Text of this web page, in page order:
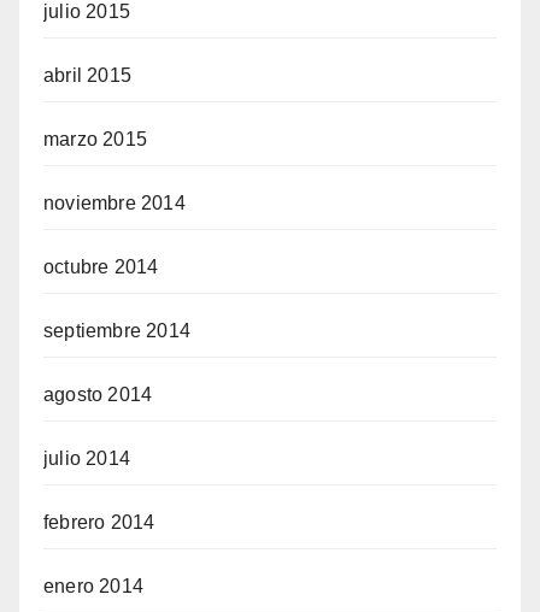
julio 2015
abril 2015
marzo 2015
noviembre 2014
octubre 2014
septiembre 2014
agosto 2014
julio 2014
febrero 2014
enero 2014